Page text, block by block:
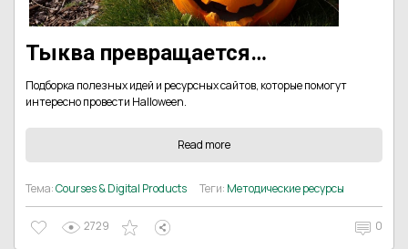
Тыква превращается…
Подборка полезных идей и ресурсных сайтов, которые помогут
интересно провести Halloween.
Read more
Тема:Courses & Digital Products Теги: Методические ресурсы
2729 0